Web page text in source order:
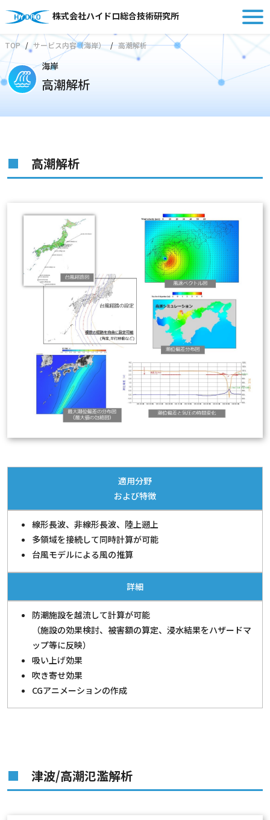
株式会社ハイドロ総合技術研究所
TOP サービス内容（海岸） 高潮解析
海岸
高潮解析
高潮解析
適用分野
および特徴
線形長波、非線形長波、陸上遡上
多領域を接続して同時計算が可能
台風モデルによる風の推算
詳細
防潮施設を越流して計算が可能
（施設の効果検討、被害額の算定、浸水結果をハザードマ
ップ等に反映）
吸い上げ効果
吹き寄せ効果
CGアニメーションの作成
津波/高潮氾濫解析